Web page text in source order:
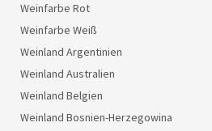
Weinfarbe Rot
Weinfarbe Weiß
Weinland Argentinien
Weinland Australien
Weinland Belgien
Weinland Bosnien-Herzegowina